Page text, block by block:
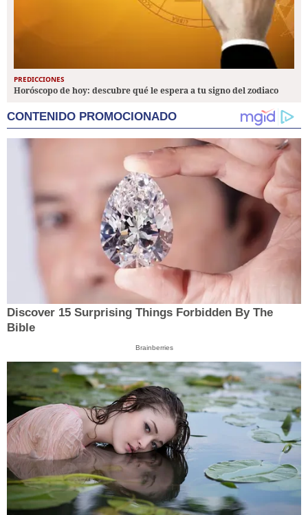
PREDICCIONES
Horóscopo de hoy: descubre qué le espera a tu signo del zodiaco
CONTENIDO PROMOCIONADO
Discover 15 Surprising Things Forbidden By The
Bible
Brainberries